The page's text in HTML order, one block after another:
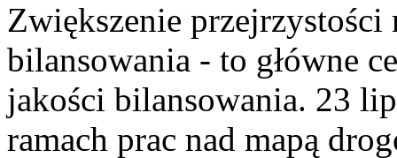
Zwiększenie
bilansowania - to główne
jakości bilansowania. 23
ramach prac nad mapą